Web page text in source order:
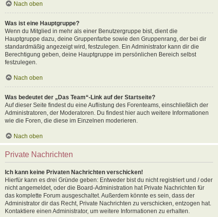
Nach oben
Was ist eine Hauptgruppe?
Wenn du Mitglied in mehr als einer Benutzergruppe bist, dient die
Hauptgruppe dazu, deine Gruppenfarbe sowie den Gruppenrang, der bei dir
standardmäßig angezeigt wird, festzulegen. Ein Administrator kann dir die
Berechtigung geben, deine Hauptgruppe im persönlichen Bereich selbst
festzulegen.
Nach oben
Was bedeutet der „Das Team“-Link auf der Startseite?
Auf dieser Seite findest du eine Auflistung des Forenteams, einschließlich der
Administratoren, der Moderatoren. Du findest hier auch weitere Informationen
wie die Foren, die diese im Einzelnen moderieren.
Nach oben
Private Nachrichten
Ich kann keine Privaten Nachrichten verschicken!
Hierfür kann es drei Gründe geben: Entweder bist du nicht registriert und / oder
nicht angemeldet, oder die Board-Administration hat Private Nachrichten für
das komplette Forum ausgeschaltet. Außerdem könnte es sein, dass der
Administrator dir das Recht, Private Nachrichten zu verschicken, entzogen hat.
Kontaktiere einen Administrator, um weitere Informationen zu erhalten.